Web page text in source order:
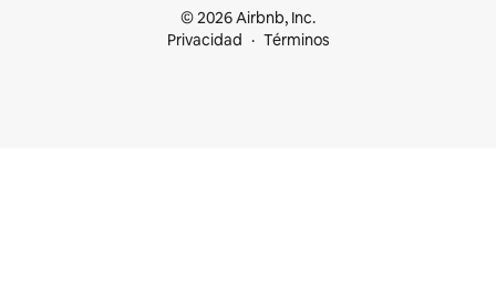
© 2026 Airbnb, Inc.
Privacidad
Términos